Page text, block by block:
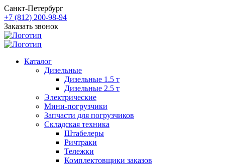
Санкт-Петербург
+7 (812) 200-98-94
Заказать звонок
Каталог
Дизельные
Дизельные 1.5 т
Дизельные 2.5 т
Электрические
Мини-погрузчики
Запчасти для погрузчиков
Складская техника
Штабелеры
Ричтраки
Тележки
Комплектовщики заказов